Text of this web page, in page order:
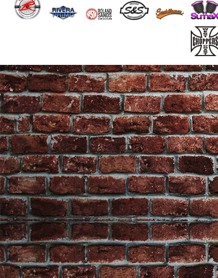
End of Gallery